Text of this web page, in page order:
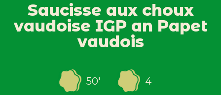
Saucisse aux choux
vaudoise IGP an Papet
vaudois
50' 4